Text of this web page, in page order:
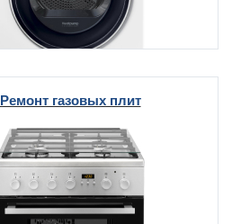
Ремонт газовых плит